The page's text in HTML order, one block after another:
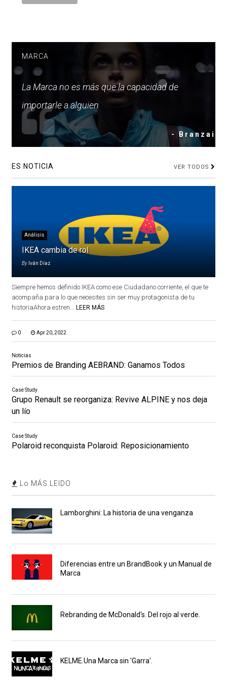
MARCA
La Marca no es más que la capacidad de
importarle a alguien
- Branzai
ES NOTICIA VER TODOS
Análisis
IKEA cambia de rol
By Iván Díaz
Siempre hemos definido IKEA como ese Ciudadano corriente, el que te
acompaña para lo que necesites sin ser muy protagonista de tu
historiaAhora estren...
LEER MÁS
0 Apr 20, 2022
Noticias
Premios de Branding AEBRAND: Ganamos Todos
Case Study
Grupo Renault se reorganiza: Revive ALPINE y nos deja
un lío
Case Study
Polaroid reconquista Polaroid: Reposicionamiento
Lo MÁS LEIDO
Lamborghini: La historia de una venganza
Diferencias entre un BrandBook y un Manual de
Marca
Rebranding de McDonald's. Del rojo al verde.
KELME.Una Marca sin 'Garra'.